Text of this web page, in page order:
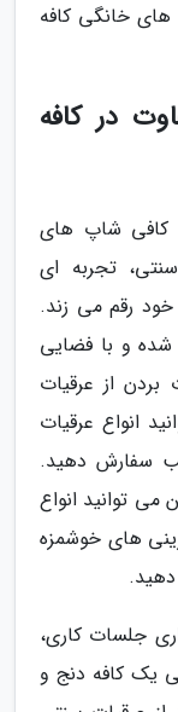
خانگی کافه
در کافه
کافی شاپ های
تجربه ای
خود رقم می زند.
شده و با فضایی
از عرقیات
انواع عرقیات
سفارش دهید.
می توانید انواع
های خوشمزه
جلسات کاری،
یک کافه دنج و